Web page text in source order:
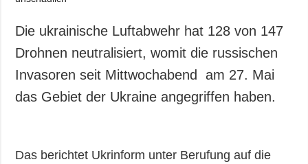
Die ukrainische Luftabwehr hat 128 von 147
Drohnen neutralisiert, womit die russischen
Invasoren seit Mittwochabend am 27. Mai
das Gebiet der Ukraine angegriffen haben.
Das berichtet Ukrinform unter Berufung auf die